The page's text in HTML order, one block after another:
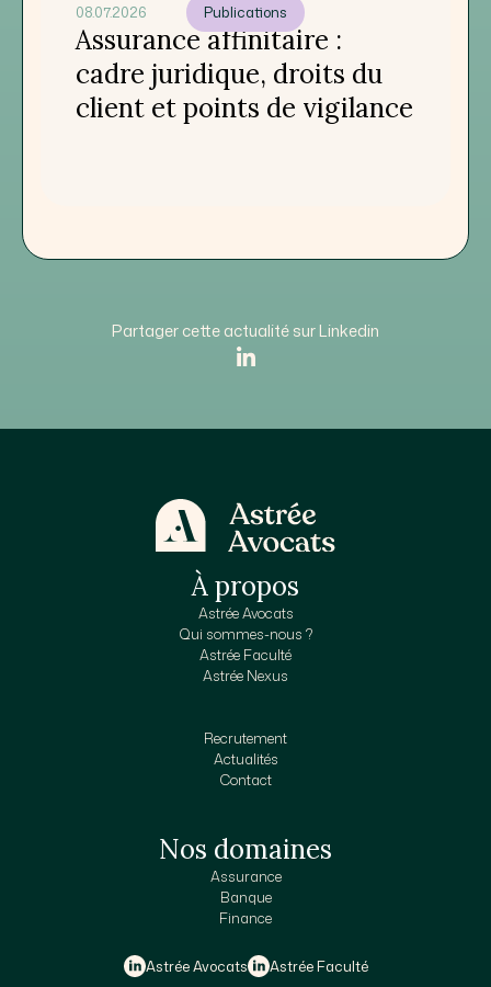
08.07.2026
Assurance affinitaire :
cadre juridique, droits du
client et points de vigilance
Publications
Partager cette actualité sur Linkedin
À propos
Astrée Avocats
Qui sommes-nous ?
Astrée Faculté
Astrée Nexus
Recrutement
Actualités
Contact
Nos domaines
Assurance
Banque
Finance
Astrée Avocats Astrée Faculté